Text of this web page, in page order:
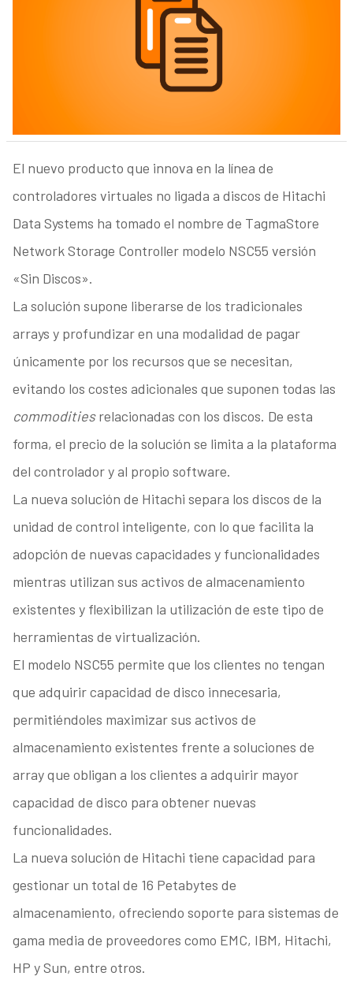
El nuevo producto que innova en la línea de
controladores virtuales no ligada a discos de Hitachi
Data Systems ha tomado el nombre de TagmaStore
Network Storage Controller modelo NSC55 versión
«Sin Discos».
La solución supone liberarse de los tradicionales
arrays y profundizar en una modalidad de pagar
únicamente por los recursos que se necesitan,
evitando los costes adicionales que suponen todas las
commoditiesrelacionadas con los discos. De esta
forma, el precio de la solución se limita a la plataforma
del controlador y al propio software.
La nueva solución de Hitachi separa los discos de la
unidad de control inteligente, con lo que facilita la
adopción de nuevas capacidades y funcionalidades
mientras utilizan sus activos de almacenamiento
existentes y flexibilizan la utilización de este tipo de
herramientas de virtualización.
El modelo NSC55 permite que los clientes no tengan
que adquirir capacidad de disco innecesaria,
permitiéndoles maximizar sus activos de
almacenamiento existentes frente a soluciones de
array que obligan a los clientes a adquirir mayor
capacidad de disco para obtener nuevas
funcionalidades.
La nueva solución de Hitachi tiene capacidad para
gestionar un total de 16 Petabytes de
almacenamiento, ofreciendo soporte para sistemas de
gama media de proveedores como EMC, IBM, Hitachi,
HP y Sun, entre otros.